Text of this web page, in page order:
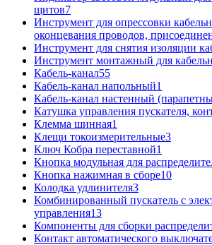
щитов7
Инструмент для опрессовки
оконцевания проводов,
Инструмент для снятия изоляции
Инструмент монтажный для
Кабель-канал55
Кабель-канал напольный1
Кабель-канал настенный
Катушка управления пускателя,
Клемма шинная1
Клещи токоизмерительные3
Ключ Кобра переставной1
Кнопка модульная для
Кнопка нажимная в сборе10
Колодка удлинителя3
Комбинированный пускатель с
управления13
Компоненты для сборки
Контакт автоматического